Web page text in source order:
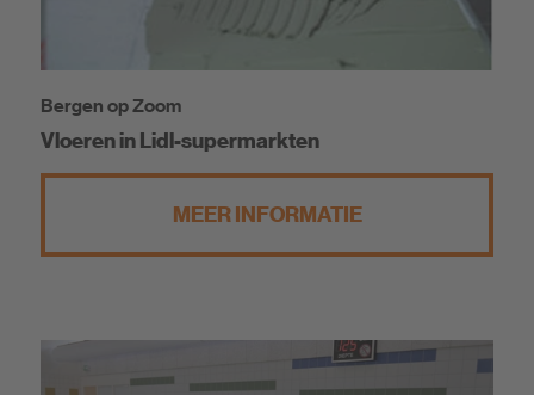
Bergen op Zoom
Vloeren in Lidl-supermarkten
MEER INFORMATIE